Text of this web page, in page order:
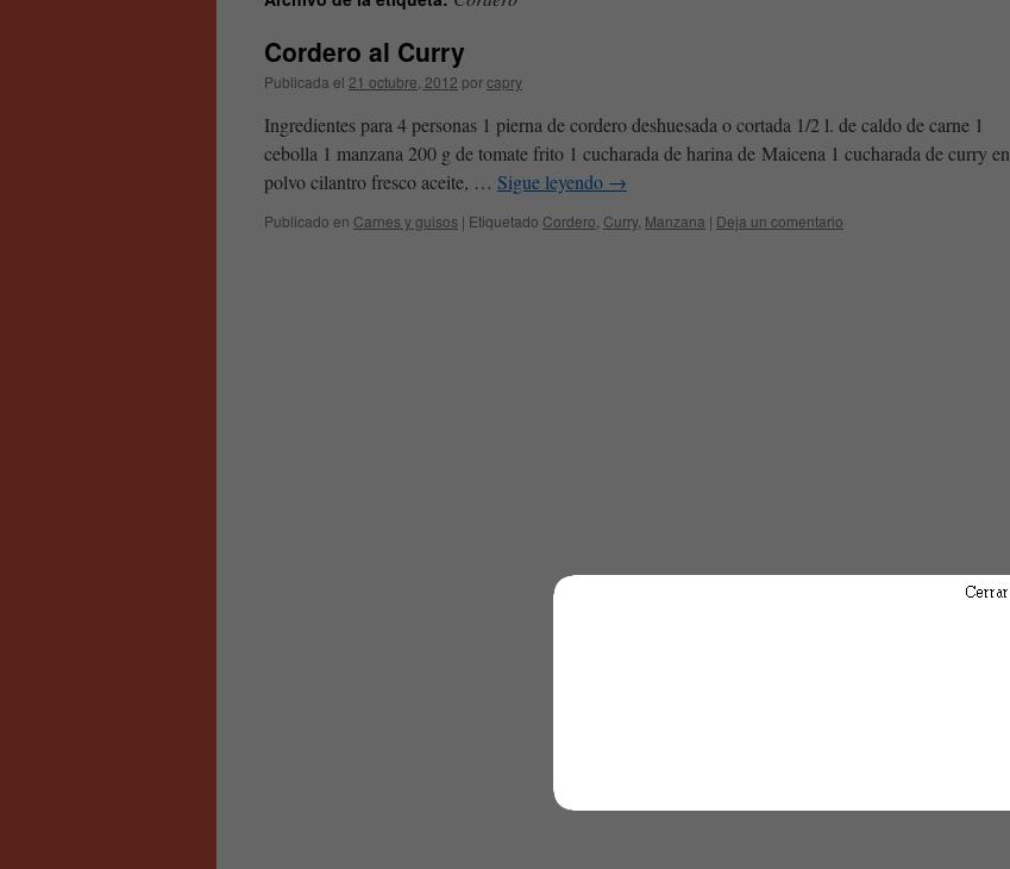
contenido
Cordero al Curry
Publicada el 21 octubre, 2012 porcapry
Ingredientes para 4 personas 1 pierna de cordero deshuesada o cortada 1/2 l. de caldo de carne 1
cebolla 1 manzana 200 g de tomate frito 1 cucharada de harina de Maicena 1 cucharada de curry en
polvo cilantro fresco aceite, … Sigue leyendo →
Publicado en Carnes y guisos | Etiquetado Cordero Curry, Manzana | Deja un comentario